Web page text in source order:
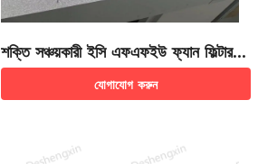
শক্তি সঞ্চয়কারী ইসি এফএফইউ ফ্যান ফিল্টার ই
উনিট
যোগাযোগ করুন